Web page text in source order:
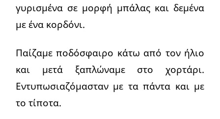
γυρισμένα σε μορφή μπάλας και δεμένα
με ένα κορδόνι.
Παίζαμε ποδόσφαιρο κάτω από τον ήλιο
και μετά ξαπλώναμε στο χορτάρι.
Εντυπωσιαζόμασταν με τα πάντα και με
το τίποτα.